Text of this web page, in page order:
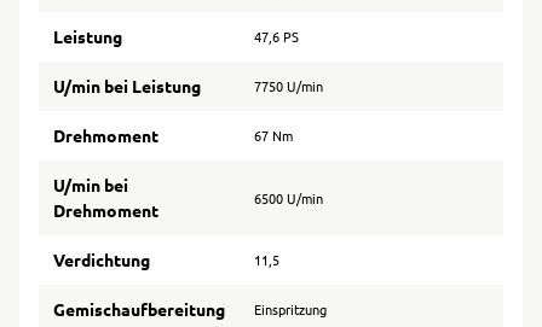
Leistung 47,6 PS
U/min bei Leistung 7750 U/min
Drehmoment 67 Nm
U/min bei
Drehmoment
6500 U/min
Verdichtung 11,5
Gemischaufbereitung Einspritzung